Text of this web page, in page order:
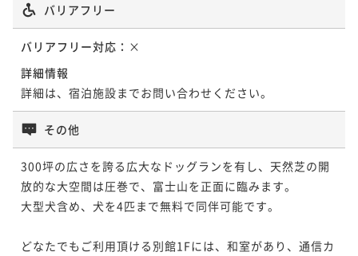
バリアフリー
バリアフリー対応： ×
詳細情報
詳細は、宿泊施設までお問い合わせください。
その他
300坪の広さを誇る広大なドッグランを有し、天然芝の開
放的な大空間は圧巻で、富士山を正面に臨みます。
大型犬含め、犬を4匹まで無料で同伴可能です。
どなたでもご利用頂ける別館1Fには、和室があり、通信カ